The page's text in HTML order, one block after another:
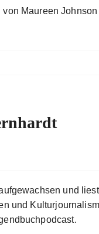
Maureen Johnson
und
und